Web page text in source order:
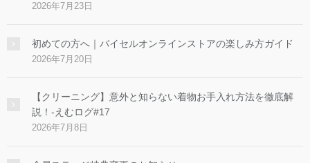
2026年7月23日
初めての方へ｜バイセルオンラインストアの楽しみ方ガイド
2026年7月20日
【クリーニング】意外と知らない着物お手入れ方法を徹底解
説！-えむログ#17
2026年7月8日